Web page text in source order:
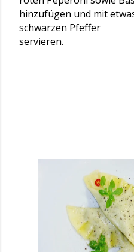
hinzufügen und mit
schwarzen Pfeffer
servieren.